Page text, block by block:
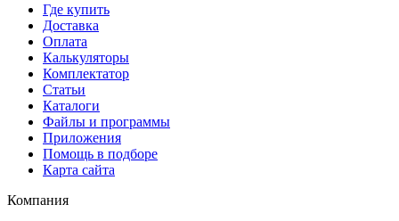
Где купить
Доставка
Оплата
Калькуляторы
Комплектатор
Статьи
Каталоги
Файлы и программы
Приложения
Помощь в подборе
Карта сайта
Компания